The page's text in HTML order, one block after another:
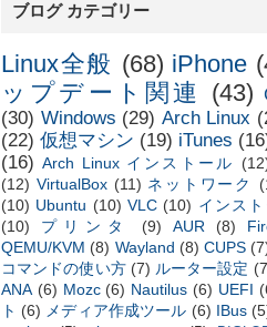
ブログ カテゴリー
Linux全般 (68) iPhone
ップデート関連
(43)
(30) Windows (29) Arch Linux
(22) 仮想マシン (19) iTunes
(16) Arch Linux インストール
(12) VirtualBox (11) ネットワーク
(10) Ubuntu (10) VLC (10) インス
(10)
プリンタ (9) AUR (8)
QEMU/KVM (8) Wayland (8) CUPS
コマンドの使い方 (7) ルーター設定
ANA (6) Mozc (6) Nautilus (6) UEFI
ト (6) メディア作成ツール (6) IBus